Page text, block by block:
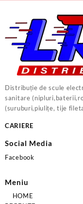
Distribuție de scule
sanitare
(suruburi,piulițe, tije
CARIERE
Social Media
Facebook
Meniu
HOME